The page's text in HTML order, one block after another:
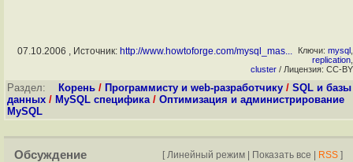
07.10.2006 , Источник: http://www.howtoforge.com/mysql_mas... Ключи: mysql
replication
cluster / Лицензия: CC-BY
Раздел: Корень / Программисту и web-разработчику / SQL и базы
данных / MySQL специфика/ Оптимизация и администрирование
MySQL
Обсуждение [ Линейный режим | Показать все | RSS ]